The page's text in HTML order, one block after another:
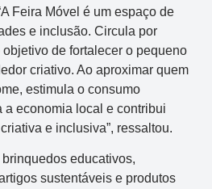
Feira Móvel é um espaço de
e inclusão. Circula por
de fortalecer o pequeno
criativo. Ao aproximar quem
estimula o consumo
economia local e contribui
e inclusiva”, ressaltou.
educativos,
sustentáveis e produtos